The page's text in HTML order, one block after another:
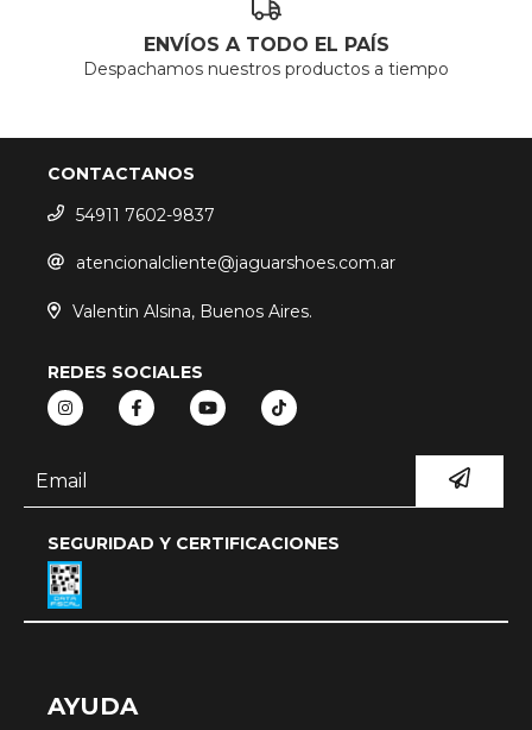
ENVÍOS A TODO EL PAÍS
Despachamos nuestros productos a tiempo
CONTACTANOS
54911 7602-9837
atencionalcliente@jaguarshoes.com.ar
Valentin Alsina, Buenos Aires.
REDES SOCIALES
SEGURIDAD Y CERTIFICACIONES
AYUDA